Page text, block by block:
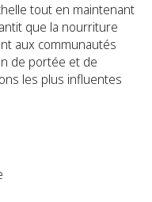
tout en maintenant
que la nourriture
aux communautés
de portée et de
les plus influentes